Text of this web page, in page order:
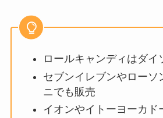
ロールキャンディはダイ
セブンイレブンやローソ
ニでも販売
イオンやイトーヨーカド